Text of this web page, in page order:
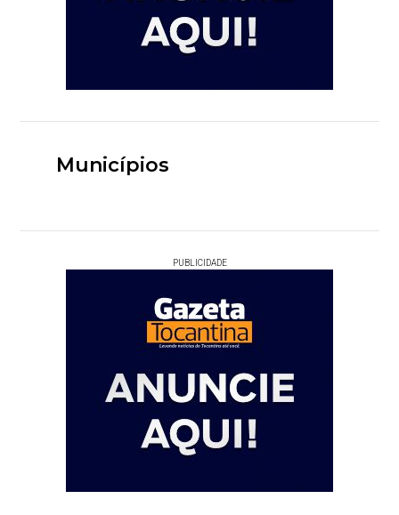
Municípios
PUBLICIDADE